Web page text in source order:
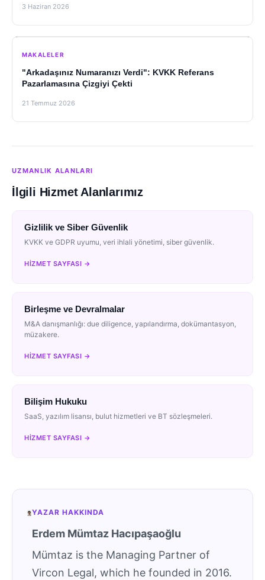
3 Haziran 2026
MAKALELER
"Arkadaşınız Numaranızı Verdi": KVKK Referans
Pazarlamasına Çizgiyi Çekti
21 Temmuz 2026
UZMANLIK ALANLARI
İlgili Hizmet Alanlarımız
Gizlilik ve Siber Güvenlik
KVKK ve GDPR uyumu, veri ihlali yönetimi, siber güvenlik.
HIZMET SAYFASI →
Birleşme ve Devralmalar
M&A danışmanlığı: due diligence, yapılandırma, dokümantasyon,
müzakere.
HIZMET SAYFASI →
Bilişim Hukuku
SaaS, yazılım lisansı, bulut hizmetleri ve BT sözleşmeleri.
HIZMET SAYFASI →
YAZAR HAKKINDA
Erdem Mümtaz Hacıpaşaoğlu
Mümtaz is the Managing Partner of
Vircon Legal, which he founded in 2016.